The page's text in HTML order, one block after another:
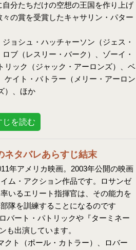
分たちだけの空想の王国を作り上げ
の賞を受賞したキャサリン・パター
ョシュ・ハッチャーソン（ジェス・
ブ（レスリー・バーク）、ゾーイ・
リック（ジャック・アーロンズ）、ベ
ケイト・バトラー（メリー・アーロン
）、ほか
じを読む
ネタバレあらすじ結末
年アメリカ映画。2003年公開の映画
イム・アクション作品です。ロサンゼ
いるエリート指揮官は、その能力を
隊を訓練することになるのです
バート・パトリックや『ターミネー
も出演しています。
ト（ポール・カトラー）、ロバー